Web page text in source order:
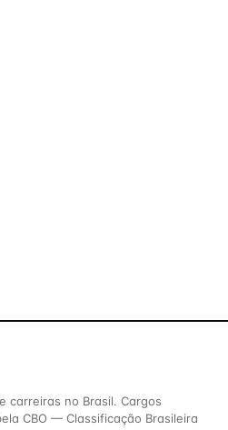
carreiras no Brasil. Cargos
CBO — Classificação Brasileira